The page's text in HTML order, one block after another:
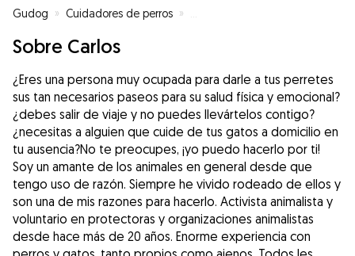
Gudog » Cuidadores de perros »
Sobre Carlos
¿Eres una persona muy ocupada para darle a tus perretes
sus tan necesarios paseos para su salud física y emocional?
¿debes salir de viaje y no puedes llevártelos contigo?
¿necesitas a alguien que cuide de tus gatos a domicilio en
tu ausencia?No te preocupes, ¡yo puedo hacerlo por ti!
Soy un amante de los animales en general desde que
tengo uso de razón. Siempre he vivido rodeado de ellos y
son una de mis razones para hacerlo. Activista animalista y
voluntario en protectoras y organizaciones animalistas
desde hace más de 20 años. Enorme experiencia con